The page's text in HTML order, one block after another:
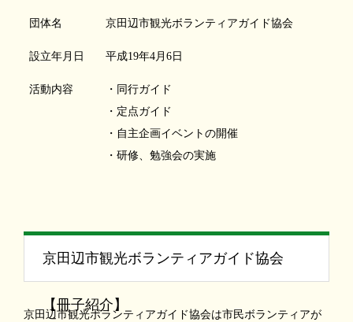
団体名 京田辺市観光ボランティアガイド協会
設立年月日 平成19年4月6日
活動内容
・同行ガイド
・定点ガイド
・自主企画イベントの開催
・研修、勉強会の実施
京田辺市観光ボランティアガイド協会
【冊子紹介】
京田辺市観光ボランティアガイド協会は市民ボランティアが